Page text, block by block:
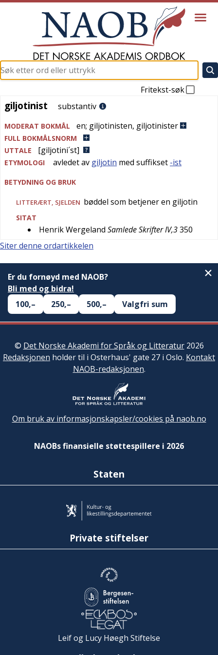
Fritekst-søk
giljotinist
giljotinist substantiv
MODERAT BOKMÅL en; giljotinisten, giljotinister
FULL BOKMÅLSNORM
UTTALE
[giljotini´st]
ETYMOLOGI avledet av giljotin med suffikset -ist
BETYDNING OG BRUK
LITTERÆRT, SJELDEN bøddel som betjener en giljotin
SITAT
Henrik Wergeland Samlede Skrifter IV,3350
Siter denne ordartikkelen
Er du fornøyd med NAOB?
Bli med og bidra!
100,–
250,– 500,– Valgfri sum
© Det Norske Akademi for Språk og Litteratur2026
Redaksjonen holder til i Osterhaus' gate 27 i Oslo. Kontakt
NAOB-redaksjonen.
Om bruk av informasjonskapsler/cookies på naob.no
NAOBs finansielle støttespillere i 2026
Staten
Private stiftelser
Leif og Lucy Høegh Stiftelse